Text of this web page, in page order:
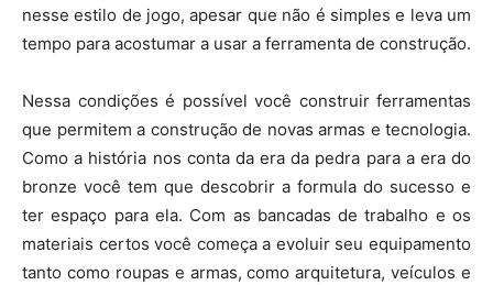
nesse estilo de jogo, apesar que não é simples e leva um
tempo para acostumar a usar a ferramenta de construção.
Nessa condições é possível você construir ferramentas
que permitem a construção de novas armas e tecnologia.
Como a história nos conta da era da pedra para a era do
bronze você tem que descobrir a formula do sucesso e
ter espaço para ela. Com as bancadas de trabalho e os
materiais certos você começa a evoluir seu equipamento
tanto como roupas e armas, como arquitetura, veículos e